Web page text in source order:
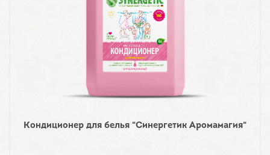
Кондиционер для белья "Синергетик Аромамагия"